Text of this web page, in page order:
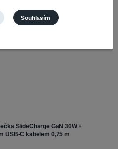
SlideCharge GaN 30W +
USB-C kabelem 0,75 m
Souhlasím